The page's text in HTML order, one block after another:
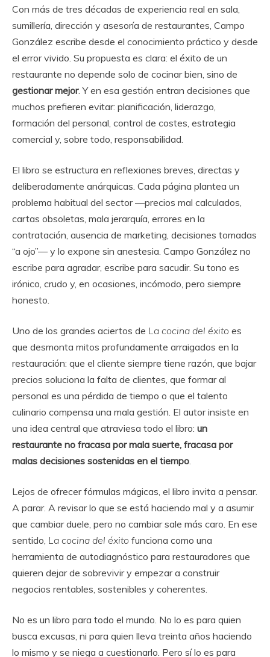
Con más de tres décadas de experiencia real en sala,
sumillería, dirección y asesoría de restaurantes, Campo
González escribe desde el conocimiento práctico y desde
el error vivido. Su propuesta es clara: el éxito de un
restaurante no depende solo de cocinar bien, sino de
gestionar mejor. Y en esa gestión entran decisiones que
muchos prefieren evitar: planificación, liderazgo,
formación del personal, control de costes, estrategia
comercial y, sobre todo, responsabilidad.
El libro se estructura en reflexiones breves, directas y
deliberadamente anárquicas. Cada página plantea un
problema habitual del sector —precios mal calculados,
cartas obsoletas, mala jerarquía, errores en la
contratación, ausencia de marketing, decisiones tomadas
“a ojo”— y lo expone sin anestesia. Campo González no
escribe para agradar, escribe para sacudir. Su tono es
irónico, crudo y, en ocasiones, incómodo, pero siempre
honesto.
Uno de los grandes aciertos de La cocina del éxito es
que desmonta mitos profundamente arraigados en la
restauración: que el cliente siempre tiene razón, que bajar
precios soluciona la falta de clientes, que formar al
personal es una pérdida de tiempo o que el talento
culinario compensa una mala gestión. El autor insiste en
una idea central que atraviesa todo el libro: un
restaurante no fracasa por mala suerte, fracasa por
malas decisiones sostenidas en el tiempo.
Lejos de ofrecer fórmulas mágicas, el libro invita a pensar.
A parar. A revisar lo que se está haciendo mal y a asumir
que cambiar duele, pero no cambiar sale más caro. En ese
sentido, La cocina del éxito funciona como una
herramienta de autodiagnóstico para restauradores que
quieren dejar de sobrevivir y empezar a construir
negocios rentables, sostenibles y coherentes.
No es un libro para todo el mundo. No lo es para quien
busca excusas, ni para quien lleva treinta años haciendo
lo mismo y se niega a cuestionarlo. Pero sí lo es para